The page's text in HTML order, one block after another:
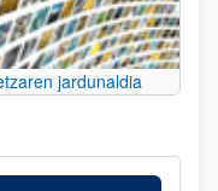
jardunaldia